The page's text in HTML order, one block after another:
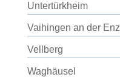
Untertürkheim
Vaihingen an der Enz
Vellberg
Waghäusel